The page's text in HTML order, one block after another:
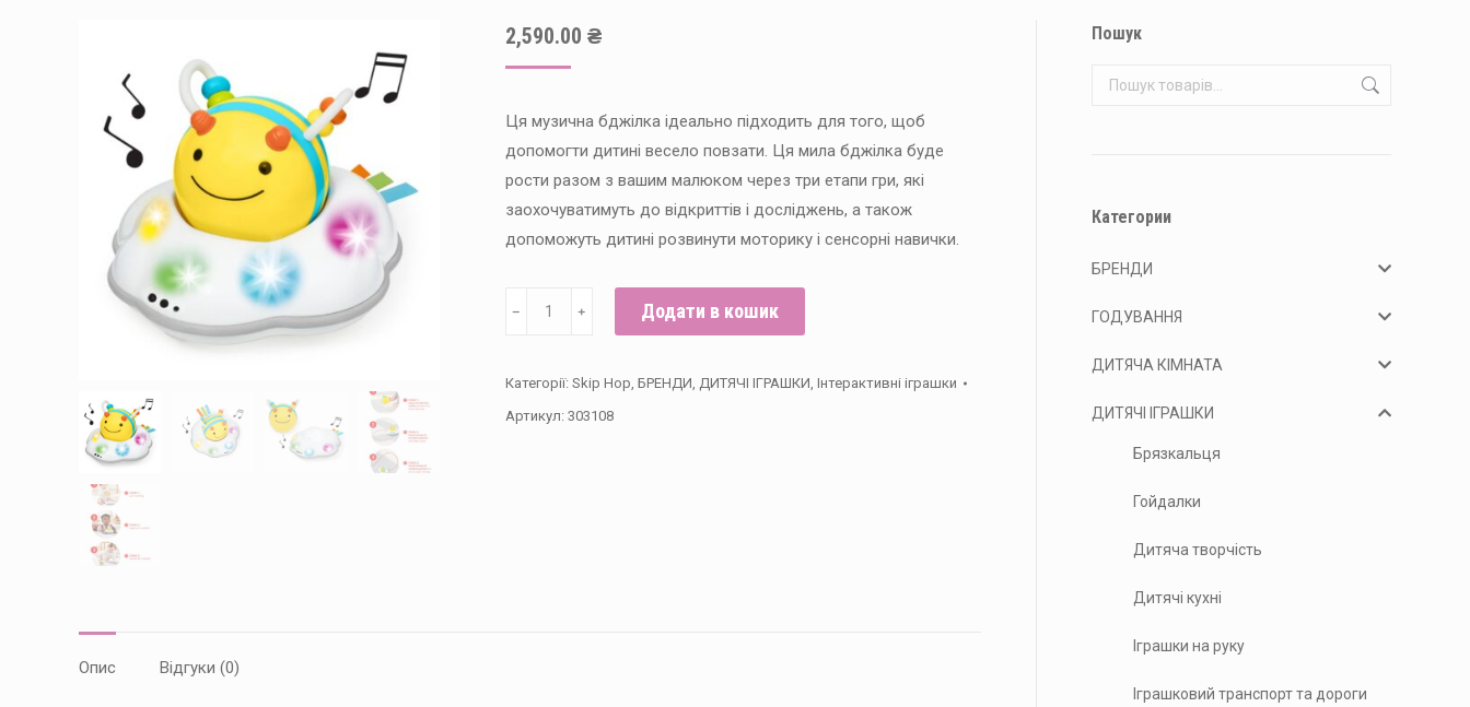
2,590.00 ₴
Ця музична бджілка ідеально підходить для того, щоб
допомогти дитині весело повзати. Ця мила бджілка буде
рости разом з вашим малюком через три етапи гри, які
заохочуватимуть до відкриттів і досліджень, а також
допоможуть дитині розвинути моторику і сенсорні навички.
Інтерактивна
Hop
-
﹣ ﹢ Додати в кошик
Категорії: Skip Hop, БРЕНДИ, ДИТЯЧІ ІГРАШКИ, Інтерактивні іграшки
Артикул: 303108
Опис Відгуки (0)
Пошук
Категории
БРЕНДИ
ГОДУВАННЯ
ДИТЯЧА КІМНАТА
ДИТЯЧІ ІГРАШКИ
Брязкальця
Гойдалки
Дитяча творчість
Дитячі кухні
Іграшки на руку
Іграшковий транспорт та дороги